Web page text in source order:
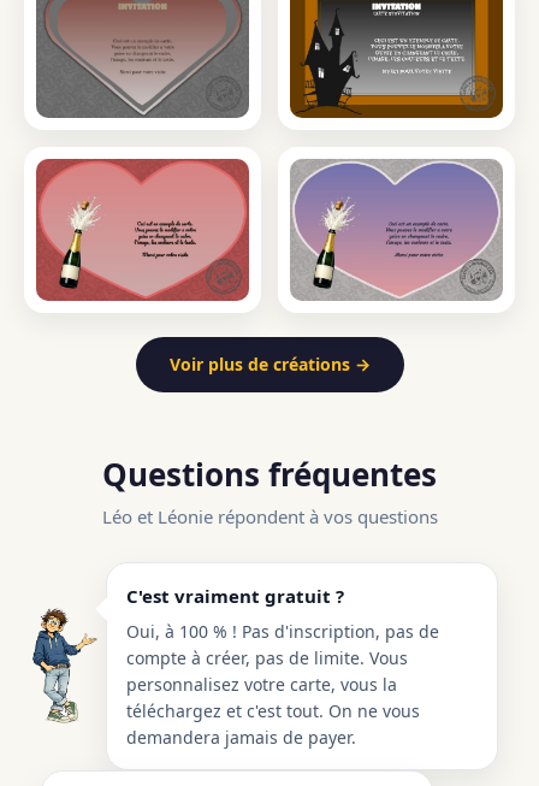
Voir plus de créations →
Questions fréquentes
Léo et Léonie répondent à vos questions
C'est vraiment gratuit ?
Oui, à 100 % ! Pas d'inscription, pas de
compte à créer, pas de limite. Vous
personnalisez votre carte, vous la
téléchargez et c'est tout. On ne vous
demandera jamais de payer.